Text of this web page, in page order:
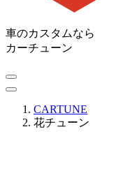
車のカスタムなら
カーチューン
CARTUNE
花チューン